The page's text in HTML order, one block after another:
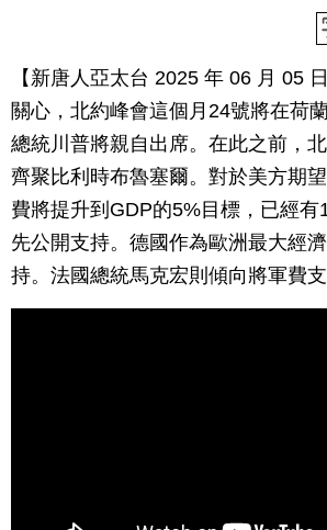
【新唐人亞太台 2025 年 06 月 05
關心，北約峰會這個月24號將在荷
總統川普將親自出席。在此之前，
齊聚比利時布魯塞爾。對於美方期
費將提升到GDP的5%目標，已經有
先公開支持。德國作為歐洲最大經
持。法國總統馬克宏則傾向將軍費支